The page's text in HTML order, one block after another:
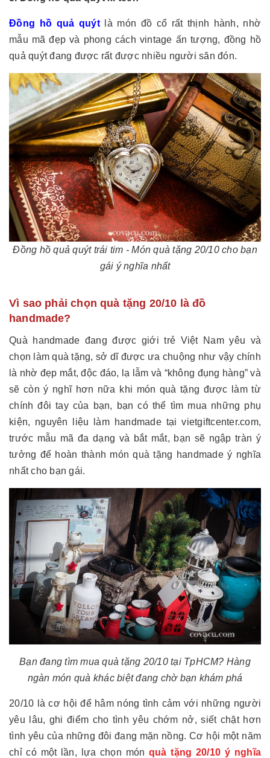
Đồng hồ quả quýtlà món đồ cổ rất thịnh hành, nhờ
mẫu mã đẹp và phong cách vintage ấn tượng, đồng hồ
quả quýt đang được rất được nhiều người săn đón.
Đồng hồ quả quýt trái tim - Món quà tặng 20/10 cho bạn
gái ý nghĩa nhất
Vì sao phải chọn quà tặng 20/10 là đồ
handmade?
Quà handmade đang được giới trẻ Việt Nam yêu và
chọn làm quà tặng, sở dĩ được ưa chuộng như vậy chính
là nhờ đẹp mắt, độc đáo, lạ lẫm và “không đụng hàng” và
sẽ còn ý nghĩ hơn nữa khi món quà tặng được làm từ
chính đôi tay của bạn, bạn có thể tìm mua những phụ
kiện, nguyên liệu làm handmade tại vietgiftcenter.com,
trước mẫu mã đa dạng và bắt mắt, bạn sẽ ngập tràn ý
tưởng để hoàn thành món quà tặng handmade ý nghĩa
nhất cho bạn gái.
Bạn đang tìm mua quà tặng 20/10 tại TpHCM? Hàng
ngàn món quà khác biệt đang chờ bạn khám phá
20/10 là cơ hội để hâm nóng tình cảm với những người
yêu lâu, ghi điểm cho tình yêu chớm nở, siết chặt hơn
tình yêu của những đôi đang mặn nồng. Cơ hội một năm
chỉ có một lần, lựa chọn món quà tặng 20/10 ý nghĩa